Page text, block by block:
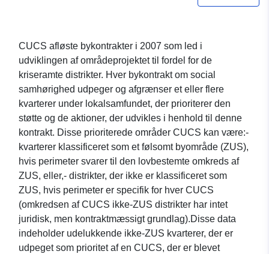
Rhinen
CUCS afløste bykontrakter i 2007 som led i
udviklingen af områdeprojektet til fordel for de
kriseramte distrikter. Hver bykontrakt om social
samhørighed udpeger og afgrænser et eller flere
kvarterer under lokalsamfundet, der prioriterer den
støtte og de aktioner, der udvikles i henhold til denne
kontrakt. Disse prioriterede områder CUCS kan være:-
kvarterer klassificeret som et følsomt byområde (ZUS),
hvis perimeter svarer til den lovbestemte omkreds af
ZUS, eller,- distrikter, der ikke er klassificeret som
ZUS, hvis perimeter er specifik for hver CUCS
(omkredsen af CUCS ikke-ZUS distrikter har intet
juridisk, men kontraktmæssigt grundlag).Disse data
indeholder udelukkende ikke-ZUS kvarterer, der er
udpeget som prioritet af en CUCS, der er blevet